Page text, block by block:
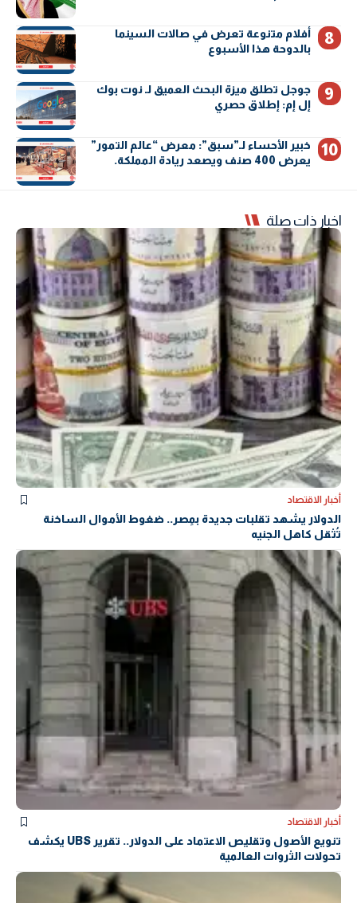
أفلام متنوعة تعرض في صالات السينما
بالدوحة هذا الأسبوع
جوجل تطلق ميزة البحث العميق لـ نوت بوك
إل إم: إطلاق حصري
خبير الأحساء لـ”سبق”: معرض “عالم التمور”
يعرض 400 صنف ويصعد ريادة المملكة.
اخبار ذات صلة
أخبار الاقتصاد
الدولار يشهد تقلبات جديدة بمِصر.. ضغوط الأموال الساخنة
تُثقل كاهل الجنيه
أخبار الاقتصاد
تنويع الأصول وتقليص الاعتماد على الدولار.. تقرير UBS يكشف
تحولات الثروات العالمية